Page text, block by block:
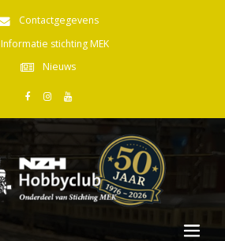
Contactgegevens
Informatie stichting MEK
Nieuws